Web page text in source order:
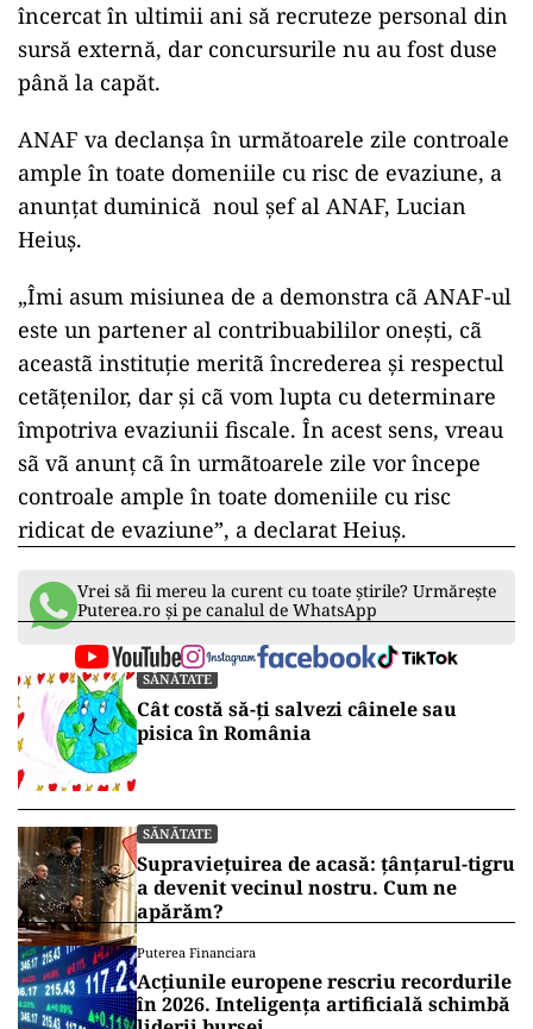
încercat în ultimii ani să recruteze personal din
sursă externă, dar concursurile nu au fost duse
până la capăt.
ANAF va declanşa în următoarele zile controale
ample în toate domeniile cu risc de evaziune, a
anunţat duminică noul şef al ANAF, Lucian
Heiuş.
„Îmi asum misiunea de a demonstra cã ANAF-ul
este un partener al contribuabililor oneşti, cã
aceastã instituţie meritã încrederea şi respectul
cetãţenilor, dar şi cã vom lupta cu determinare
împotriva evaziunii fiscale. În acest sens, vreau
sã vã anunţ cã în urmãtoarele zile vor începe
controale ample în toate domeniile cu risc
ridicat de evaziune”, a declarat Heiuş.
Vrei să fii mereu la curent cu toate știrile? Urmărește
Puterea.ro și pe canalul de WhatsApp
SĂNĂTATE
Cât costă să-ți salvezi câinele sau
pisica în România
SĂNĂTATE
Supraviețuirea de acasă: țânțarul-tigru
a devenit vecinul nostru. Cum ne
apărăm?
Puterea Financiara
Acțiunile europene rescriu recordurile
în 2026. Inteligența artificială schimbă